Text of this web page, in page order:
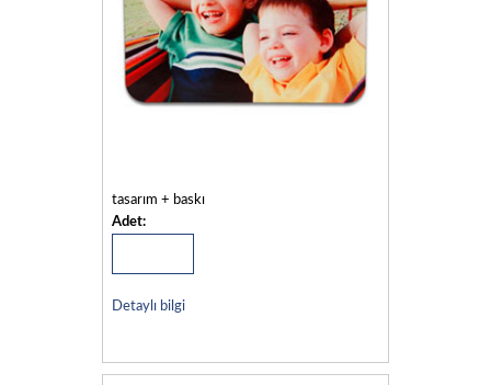
tasarım + baskı
Adet:
Detaylı bilgi